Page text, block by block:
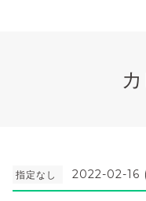
指定なし 2022-02-16